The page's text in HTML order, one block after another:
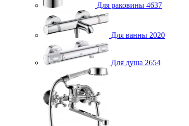
Для раковины 4637
Для ванны 2020
Для душа 2654